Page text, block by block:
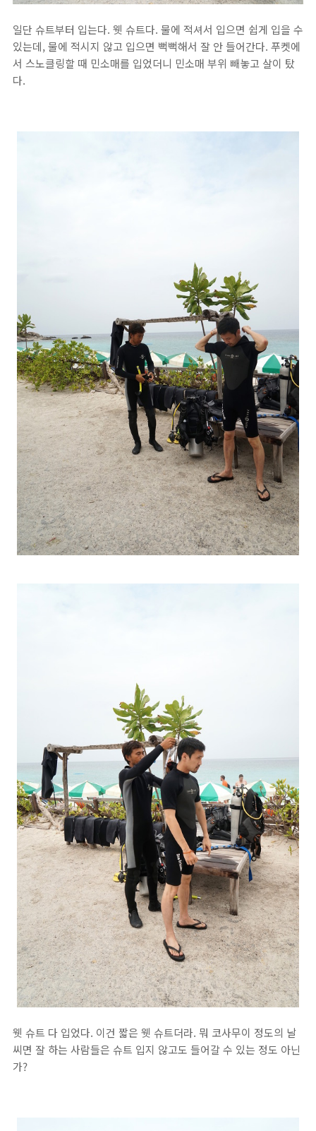
일단 슈트부터 입는다. 웻 슈트다. 물에 적셔서 입으면 쉽게 입을 수
있는데, 물에 적시지 않고 입으면 뻑뻑해서 잘 안 들어간다. 푸켓에
서 스노클링할 때 민소매를 입었더니 민소매 부위 빼놓고 살이 탔
다.
웻 슈트 다 입었다. 이건 짧은 웻 슈트더라. 뭐 코사무이 정도의 날
씨면 잘 하는 사람들은 슈트 입지 않고도 들어갈 수 있는 정도 아닌
가?